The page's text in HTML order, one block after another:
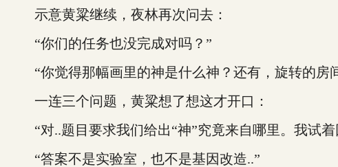
示意黄粱继续，夜林再次问去：
“你们的任务也没完成对吗？”
“你觉得那幅画里的神是什么神？还有，旋转的房
一连三个问题，黄粱想了想这才开口：
“对..题目要求我们给出“神”究竟来自哪里。我试着
“答案不是实验室，也不是基因改造..”